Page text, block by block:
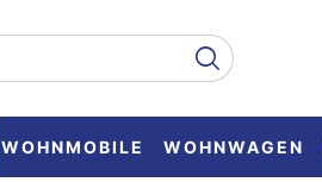
WOHNMOBILE WOHNWAGEN